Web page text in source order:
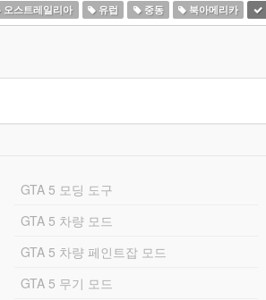
오스트레일리아 유럽 중동 북아메리카
GTA 5 모딩 도구
GTA 5 차량 모드
GTA 5 차량 페인트잡 모드
GTA 5 무기 모드